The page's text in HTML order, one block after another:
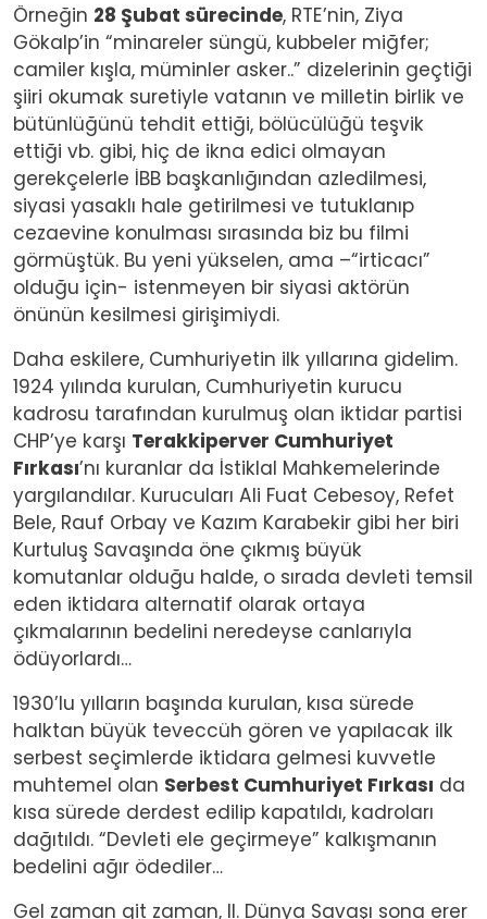
Örneğin 28 Şubat sürecinde, RTE’nin, Ziya
Gökalp’in “minareler süngü, kubbeler miğfer;
camiler kışla, müminler asker..” dizelerinin geçtiği
şiiri okumak suretiyle vatanın ve milletin birlik ve
bütünlüğünü tehdit ettiği, bölücülüğü teşvik
ettiği vb. gibi, hiç de ikna edici olmayan
gerekçelerle İBB başkanlığından azledilmesi,
siyasi yasaklı hale getirilmesi ve tutuklanıp
cezaevine konulması sırasında biz bu filmi
görmüştük. Bu yeni yükselen, ama –“irticacı”
olduğu için- istenmeyen bir siyasi aktörün
önünün kesilmesi girişimiydi.
Daha eskilere, Cumhuriyetin ilk yıllarına gidelim.
1924 yılında kurulan, Cumhuriyetin kurucu
kadrosu tarafından kurulmuş olan iktidar partisi
CHP’ye karşı Terakkiperver Cumhuriyet
Fırkası’nı kuranlar da İstiklal Mahkemelerinde
yargılandılar. Kurucuları Ali Fuat Cebesoy, Refet
Bele, Rauf Orbay ve Kazım Karabekir gibi her biri
Kurtuluş Savaşında öne çıkmış büyük
komutanlar olduğu halde, o sırada devleti temsil
eden iktidara alternatif olarak ortaya
çıkmalarının bedelini neredeyse canlarıyla
ödüyorlardı…
1930’lu yılların başında kurulan, kısa sürede
halktan büyük teveccüh gören ve yapılacak ilk
serbest seçimlerde iktidara gelmesi kuvvetle
muhtemel olan Serbest Cumhuriyet Fırkası da
kısa sürede derdest edilip kapatıldı, kadroları
dağıtıldı. “Devleti ele geçirmeye” kalkışmanın
bedelini ağır ödediler…
Gel zaman git zaman, II. Dünya Savaşı sona erer